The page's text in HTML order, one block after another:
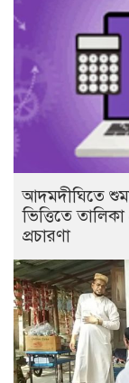
আদমদীঘিতে
ভিত্তিতে
প্রচারণা